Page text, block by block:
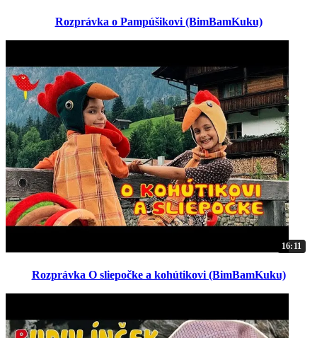
Rozprávka o Pampúšikovi (BimBamKuku)
16:11
Rozprávka O sliepočke a kohútikovi (BimBamKuku)